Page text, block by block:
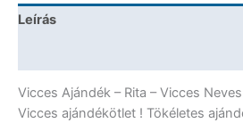
Leírás
Vicces Ajándék – Rita – Vicces
Vicces ajándékötlet ! Tökéletes